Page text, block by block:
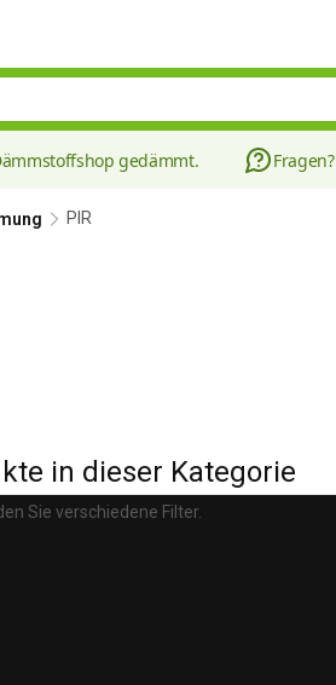
gedämmt. Fragen?
PIR
in dieser Kategorie
Sie verschiedene Filter.